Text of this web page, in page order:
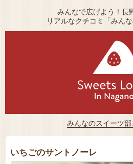
みんなで広げよう！長
リアルなクチコミ「みんな
みんなのスイーツ部
いちごのサントノーレ